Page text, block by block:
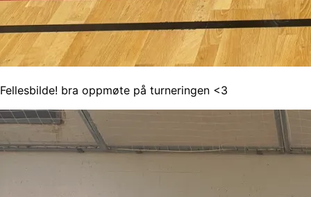
Fellesbilde! bra oppmøte på turneringen <3